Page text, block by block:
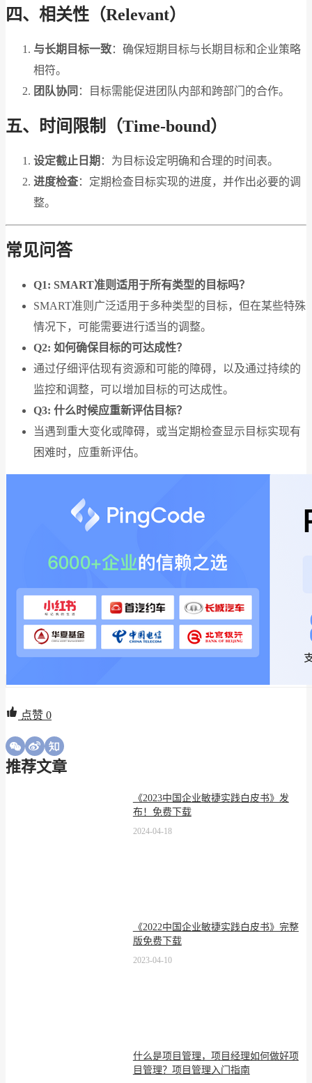
四、相关性（Relevant）
与长期目标一致：确保短期目标与长期目标和企业策略
相符。
团队协同 ：目标需能促进团队内部和跨部门的合作。
五、时间限制（Time-bound）
设定截止日期 ：为目标设定明确和合理的时间表。
进度检查：定期检查目标实现的进度，并作出必要的调
整。
常见问答
Q1: SMART准则适用于所有类型的目标吗？
SMART准则广泛适用于多种类型的目标，但在某些特殊
情况下，可能需要进行适当的调整。
Q2: 如何确保目标的可达成性？
通过仔细评估现有资源和可能的障碍，以及通过持续的
监控和调整，可以增加目标的可达成性。
Q3: 什么时候应重新评估目标？
当遇到重大变化或障碍，或当定期检查显示目标实现有
困难时，应重新评估。
点赞 0
推荐文章
《2023中国企业敏捷实践白皮书》发
布！免费下载
2024-04-18
《2022中国企业敏捷实践白皮书》完整
版免费下载
2023-04-10
什么是项目管理，项目经理如何做好项
目管理？项目管理入门指南